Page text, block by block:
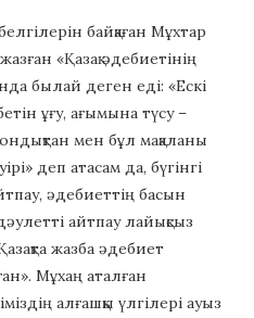
байқаған Мұхтар
«Қазақ әдебиетінің
былай деген еді: «Ескі
ұғу, ағымына түсу –
мен бұл мақаланы
деп атасам да, бүгінгі
әдебиеттің басын
айтпау лайықсыз
жазба әдебиет
Мұхаң аталған
алғашқы үлгілері ауыз